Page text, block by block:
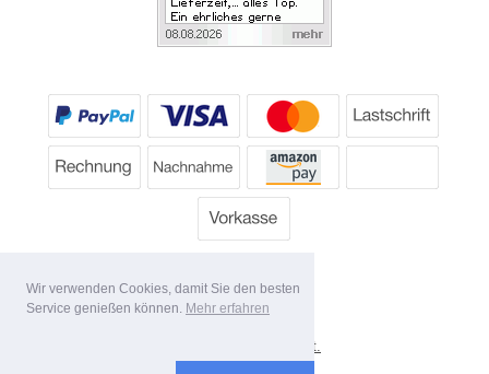
Wir verwenden Cookies, damit Sie den besten
Service genießen können. Mehr erfahren
Alle Preise inkl. MwSt.
Lieferbedingungen